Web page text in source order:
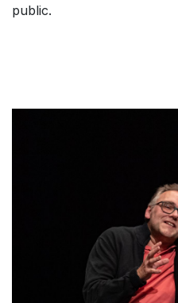
public.